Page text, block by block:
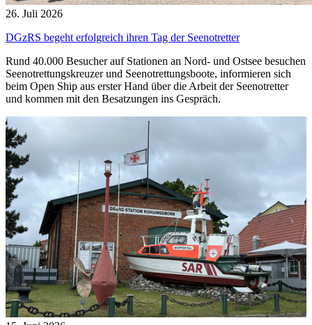
26. Juli 2026
DGzRS begeht erfolgreich ihren Tag der Seenotretter
Rund 40.000 Besucher auf Stationen an Nord- und Ostsee besuchen
Seenotrettungskreuzer und Seenotrettungsboote, informieren sich
beim Open Ship aus erster Hand über die Arbeit der Seenotretter
und kommen mit den Besatzungen ins Gespräch.